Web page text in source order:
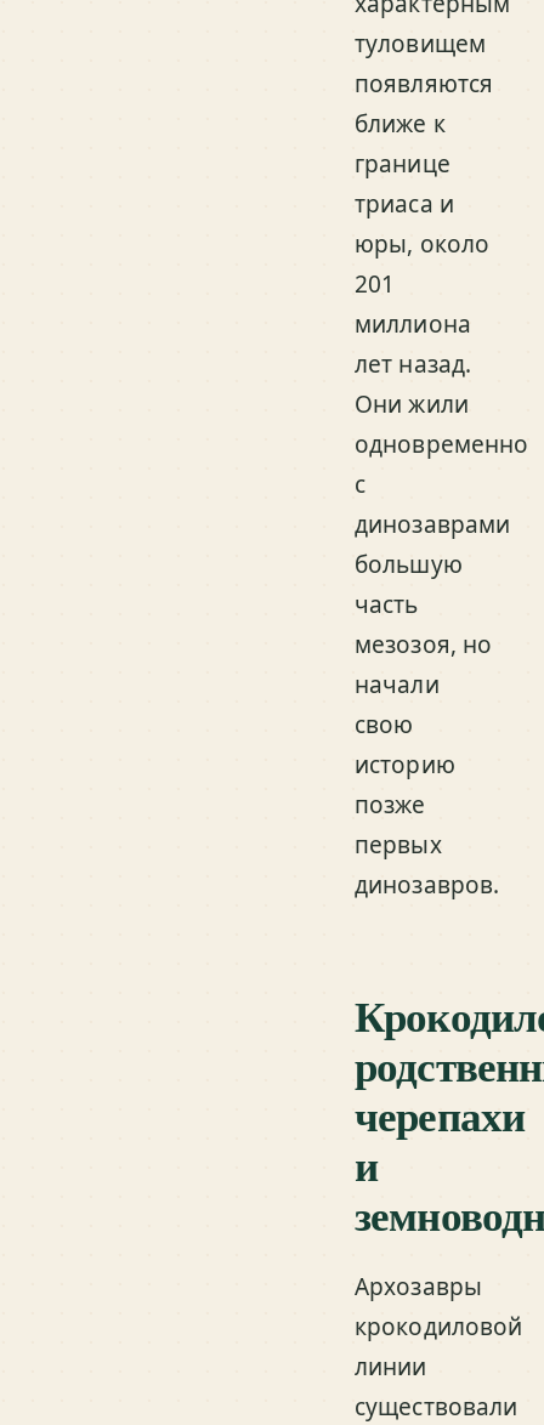
туловищем
появляются
ближе к
границе
триаса и
юры, около
201
миллиона
лет назад.
Они жили
одновременно
с
динозаврами
большую
часть
мезозоя, но
начали
свою
историю
позже
первых
динозавров.
черепахи
и
Архозавры
крокодиловой
линии
существовали